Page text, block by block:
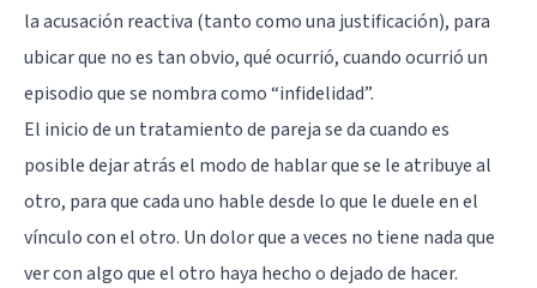
la acusación reactiva (tanto como una justificación), para
ubicar que no es tan obvio, qué ocurrió, cuando ocurrió un
episodio que se nombra como “infidelidad”.
El inicio de un tratamiento de pareja se da cuando es
posible dejar atrás el modo de hablar que se le atribuye al
otro, para que cada uno hable desde lo que le duele en el
vínculo con el otro. Un dolor que a veces no tiene nada que
ver con algo que el otro haya hecho o dejado de hacer.